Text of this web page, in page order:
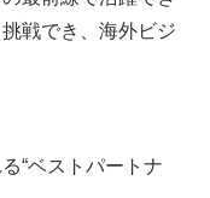
戦でき、海外ビジ
“ベストパートナ